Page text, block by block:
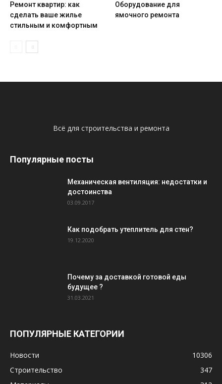
Ремонт квартир: как
сделать ваше жилье
стильным и комфортным
Оборудование для
ямочного ремонта
Всё для строительства и ремонта
Популярные посты
Механическая вентиляция: недостатки и
достоинства
03.09.2017
Как подобрать утеплитель для стен?
19.12.2020
Почему за доставкой готовой еды
будущее ?
31.03.2021
ПОПУЛЯРНЫЕ КАТЕГОРИИ
Новости
10306
Строительство
347